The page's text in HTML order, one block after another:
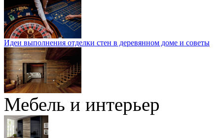
Идеи выполнения отделки стен в деревянном доме и советы
Мебель и интерьер